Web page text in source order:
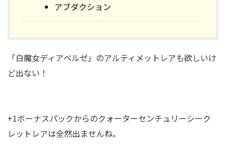
アブダクション
「白魔女ディアベルゼ」のアルティメットレアも欲しいけ
ど出ない！
+1ボーナスパックからのクォーターセンチュリーシーク
レットレアは全然出ませんね。